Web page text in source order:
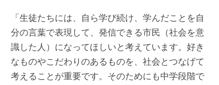
「生徒たちには、自ら学び続け、学んだことを自
分の言葉で表現して、発信できる市民（社会を意
識した人）になってほしいと考えています。好き
なものやこだわりのあるものを、社会とつなげて
考えることが重要です。そのためにも中学段階で